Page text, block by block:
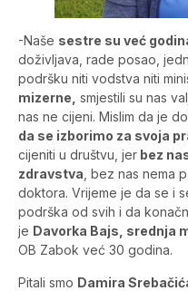
-Naše sestre su već
doživljava, rade posao,
podršku niti vodstva niti
mizerne, smjestili su nas
nas ne cijeni. Mislim da je
da se izborimo za svoja
cijeniti u društvu, jer bez
zdravstva , bez nas nema
doktora. Vrijeme je da se i
podrška od svih i da
je Davorka Bajs, srednja
OB Zabok već 30 godina.
Pitali smo Damira